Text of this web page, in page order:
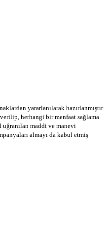
yararlanılarak hazırlanmıştır
herhangi bir menfaat sağlama
maddi ve manevi
almayı da kabul etmiş